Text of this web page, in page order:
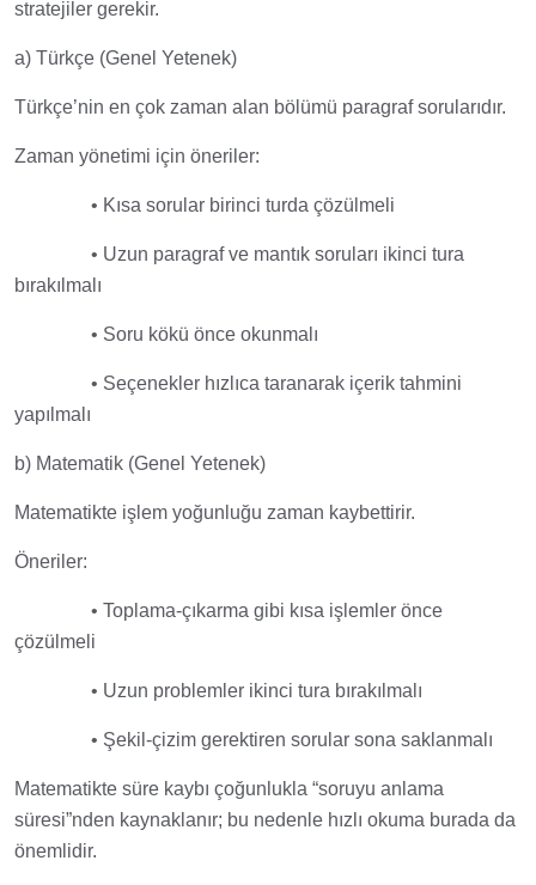
stratejiler gerekir.
a) Türkçe (Genel Yetenek)
Türkçe’nin en çok zaman alan bölümü paragraf sorularıdır.
Zaman yönetimi için öneriler:
• Kısa sorular birinci turda çözülmeli
• Uzun paragraf ve mantık soruları ikinci tura
bırakılmalı
• Soru kökü önce okunmalı
• Seçenekler hızlıca taranarak içerik tahmini
yapılmalı
b) Matematik (Genel Yetenek)
Matematikte işlem yoğunluğu zaman kaybettirir.
Öneriler:
• Toplama-çıkarma gibi kısa işlemler önce
çözülmeli
• Uzun problemler ikinci tura bırakılmalı
• Şekil-çizim gerektiren sorular sona saklanmalı
Matematikte süre kaybı çoğunlukla “soruyu anlama
süresi”nden kaynaklanır; bu nedenle hızlı okuma burada da
önemlidir.